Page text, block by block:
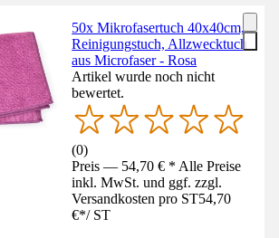
50x Mikrofasertuch 40x40cm,
Reinigungstuch, Allzwecktuch
aus Microfaser - Rosa
Artikel wurde noch nicht
bewertet.
(0)
Preis — 54,70 € * Alle Preise
inkl. MwSt. und ggf. zzgl.
Versandkosten pro ST54,70
€*/ ST